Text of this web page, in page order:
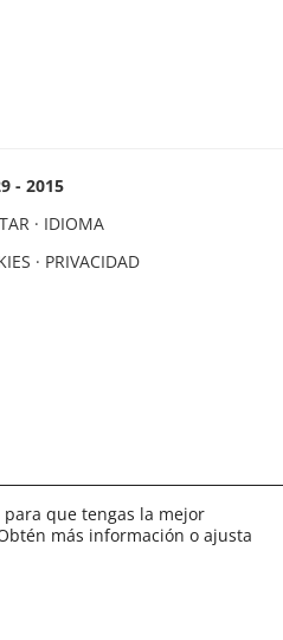
- 2015
· IDIOMA
· PRIVACIDAD
que tengas la mejor
más información o ajusta